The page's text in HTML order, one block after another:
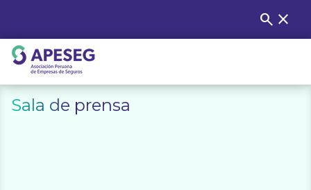
content
Buscar:
search close
APESEG
Sala de prensa